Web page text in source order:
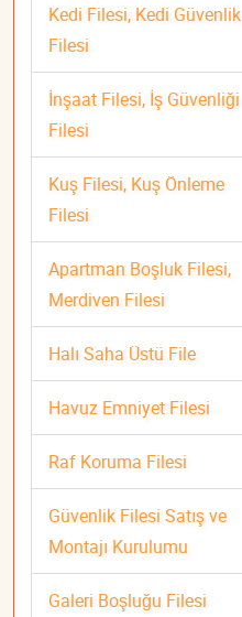
Kedi Filesi, Kedi Güvenlik
Filesi
İnşaat Filesi, İş Güvenliği
Filesi
Kuş Filesi, Kuş Önleme
Filesi
Apartman Boşluk Filesi,
Merdiven Filesi
Halı Saha Üstü File
Havuz Emniyet Filesi
Raf Koruma Filesi
Güvenlik Filesi Satış ve
Montajı Kurulumu
Galeri Boşluğu Filesi